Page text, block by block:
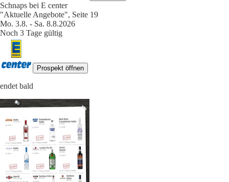
Schnaps bei E center
"Aktuelle Angebote", Seite 19
Mo. 3.8. - Sa. 8.8.2026
Noch 3 Tage gültig
Prospekt öffnen
endet bald